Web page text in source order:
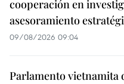
cooperación en
asesoramiento
09/08/2026 09:04
Parlamento vietnamita